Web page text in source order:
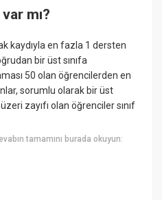
mı?
kaydıyla en fazla 1 dersten
bir üst sınıfa
50 olan öğrencilerden en
sorumlu olarak bir üst
zayıfı olan öğrenciler sınıf
tamamını burada okuyun: